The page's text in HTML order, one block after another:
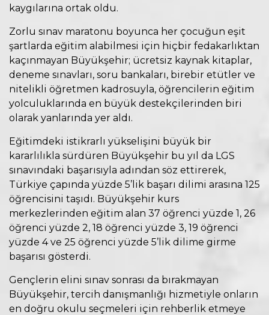
kaygılarına ortak oldu.
Zorlu sınav maratonu boyunca her çocuğun eşit
şartlarda eğitim alabilmesi için hiçbir fedakarlıktan
kaçınmayan Büyükşehir; ücretsiz kaynak kitaplar,
deneme sınavları, soru bankaları, birebir etütler ve
nitelikli öğretmen kadrosuyla, öğrencilerin eğitim
yolculuklarında en büyük destekçilerinden biri
olarak yanlarında yer aldı.
Eğitimdeki istikrarlı yükselişini büyük bir
kararlılıkla sürdüren Büyükşehir bu yıl da LGS
sınavındaki başarısıyla adından söz ettirerek,
Türkiye çapında yüzde 5’lik başarı dilimi arasına 125
öğrencisini taşıdı. Büyükşehir kurs
merkezlerinden eğitim alan 37 öğrenci yüzde 1, 26
öğrenci yüzde 2, 18 öğrenci yüzde 3, 19 öğrenci
yüzde 4 ve 25 öğrenci yüzde 5’lik dilime girme
başarısı gösterdi.
Gençlerin elini sınav sonrası da bırakmayan
Büyükşehir, tercih danışmanlığı hizmetiyle onların
en doğru okulu seçmeleri için rehberlik etmeye